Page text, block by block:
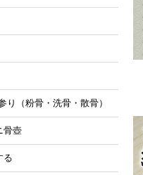
り（粉骨・洗骨・散骨）
骨壺
る